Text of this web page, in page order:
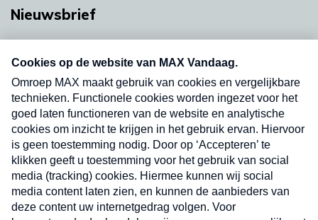
Nieuwsbrief
nieuwsbrief. Elke vrijdag- en dinsdagochtend in
uw mailbox.
Verzend